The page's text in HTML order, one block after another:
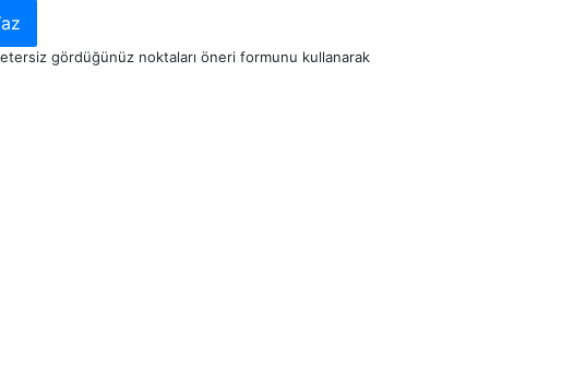
gördüğünüz noktaları öneri formunu kullanarak